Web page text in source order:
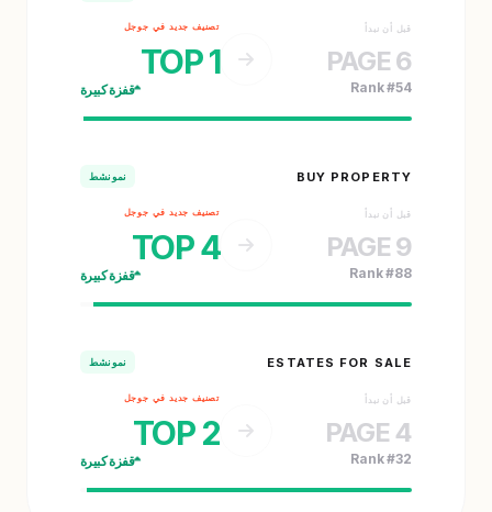
قبل أن نبدأ
PAGE 6
Rank #54
تصنيف جديد في جوجل
TOP 1
قفزة كبيرة
BUY PROPERTY نمو نشط
قبل أن نبدأ
PAGE 9
Rank #88
تصنيف جديد في جوجل
TOP 4
قفزة كبيرة
ESTATES FOR SALE نمو نشط
قبل أن نبدأ
PAGE 4
Rank #32
تصنيف جديد في جوجل
TOP 2
قفزة كبيرة